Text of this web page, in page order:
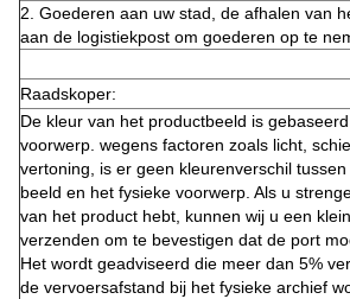
2. Goederen aan uw stad, de afhalen van
aan de logistiekpost om goederen op te
Raadskoper:
De kleur van het productbeeld is
voorwerp. wegens factoren zoals licht,
vertoning, is er geen kleurenverschil
beeld en het fysieke voorwerp. Als u
van het product hebt, kunnen wij u een
verzenden om te bevestigen dat de port
Het wordt geadviseerd die meer dan 5%
de vervoersafstand bij het fysieke archief